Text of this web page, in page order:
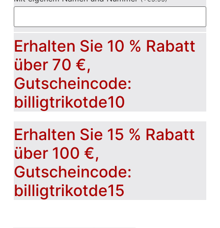
Erhalten Sie 10 % Rabatt
über 70 €,
Gutscheincode:
billigtrikotde10
Erhalten Sie 15 % Rabatt
über 100 €,
Gutscheincode:
billigtrikotde15